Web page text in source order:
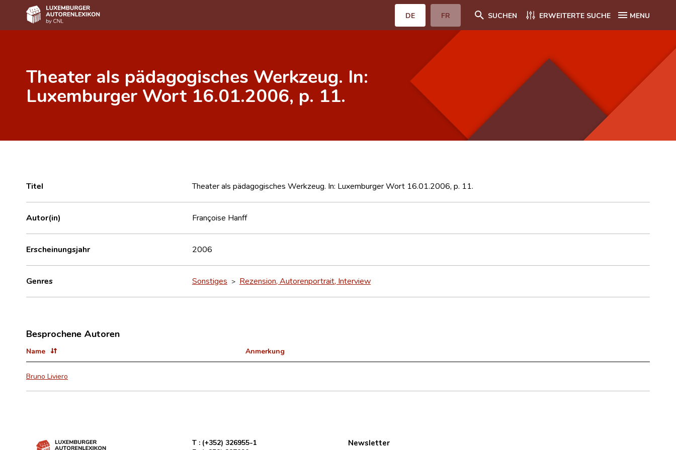
DE FR SUCHEN ERWEITERTE SUCHE MENU
Autor(inn)en A-Z
Erweiterte Suche
Theater als pädagogisches Werkzeug. In:
Luxemburger Wort 16.01.2006, p. 11.
Titel Theater als pädagogisches Werkzeug. In: Luxemburger Wort 16.01.2006, p. 11.
Autor(in) Françoise Hanff
Erscheinungsjahr 2006
Genres Sonstiges > Rezension, Autorenportrait, Interview
Besprochene Autoren
Name Anmerkung
Bruno Liviero
T : (+352) 326955-1
Newsletter